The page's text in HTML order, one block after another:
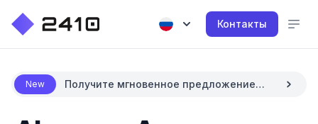
Контакты
New
Получите мгновенное предложение